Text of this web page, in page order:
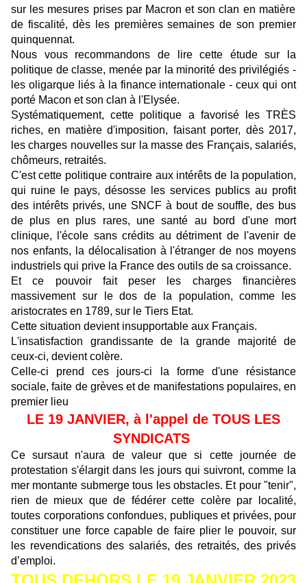
sur les mesures prises par Macron et son clan en matière
de fiscalité, dès les premières semaines de son premier
quinquennat.
Nous vous recommandons de lire cette étude sur la
politique de classe, menée par la minorité des privilégiés -
les oligarque liés à la finance internationale - ceux qui ont
porté Macon et son clan à l'Elysée.
Systématiquement, cette politique a favorisé les TRÈS
riches, en matière d'imposition, faisant porter, dès 2017,
les charges nouvelles sur la masse des Français, salariés,
chômeurs, retraités.
C'est cette politique contraire aux intérêts de la population,
qui ruine le pays, désosse les services publics au profit
des intérêts privés, une SNCF à bout de souffle, des bus
de plus en plus rares, une santé au bord d'une mort
clinique, l'école sans crédits au détriment de l'avenir de
nos enfants, la délocalisation à l'étranger de nos moyens
industriels qui prive la France des outils de sa croissance.
Et ce pouvoir fait peser les charges financières
massivement sur le dos de la population, comme les
aristocrates en 1789, sur le Tiers Etat.
Cette situation devient insupportable aux Français.
L'insatisfaction grandissante de la grande majorité de
ceux-ci, devient colère.
Celle-ci prend ces jours-ci la forme d'une résistance
sociale, faite de grèves et de manifestations populaires, en
premier lieu
LE 19 JANVIER, à l'appel de TOUS LES
SYNDICATS
Ce sursaut n'aura de valeur que si cette journée de
protestation s'élargit dans les jours qui suivront, comme la
mer montante submerge tous les obstacles. Et pour "tenir",
rien de mieux que de fédérer cette colère par localité,
toutes corporations confondues, publiques et privées, pour
constituer une force capable de faire plier le pouvoir, sur
les revendications des salariés, des retraités, des privés
d’emploi.